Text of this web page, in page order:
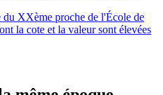
XXème proche de l'École de
la cote et la valeur sont élevées